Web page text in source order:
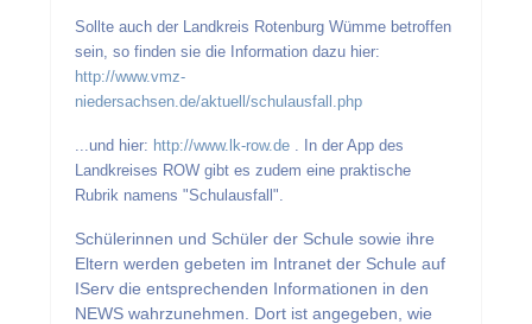
Sollte auch der Landkreis Rotenburg Wümme betroffen
sein, so finden sie die Information dazu hier:
http://www.vmz-
niedersachsen.de/aktuell/schulausfall.php
...und hier: http://www.lk-row.de . In der App des
Landkreises ROW gibt es zudem eine praktische
Rubrik namens "Schulausfall".
Schülerinnen und Schüler der Schule sowie ihre
Eltern werden gebeten im Intranet der Schule auf
IServ die entsprechenden Informationen in den
NEWS wahrzunehmen. Dort ist angegeben, wie